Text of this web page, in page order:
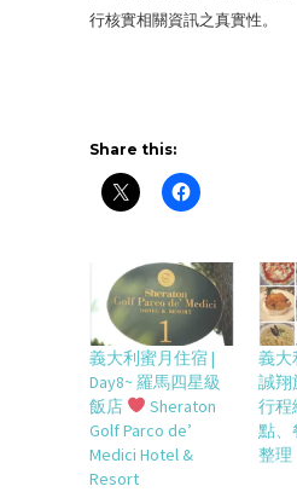
行核實相關資訊之真實性。
Share this:
義大利蜜月住宿 |
Day8~ 羅馬四星級
飯店
Sheraton
Golf Parco de’
Medici Hotel &
Resort
義大
誠翔
行程
點、
整理